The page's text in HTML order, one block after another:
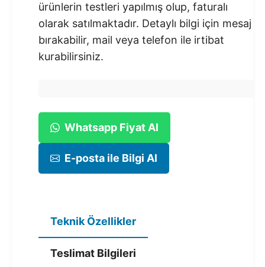
ürünlerin testleri yapılmış olup, faturalı
olarak satılmaktadır. Detaylı bilgi için mesaj
bırakabilir, mail veya telefon ile irtibat
kurabilirsiniz.
Whatsapp Fiyat Al
E-posta ile Bilgi Al
Teknik Özellikler
Teslimat Bilgileri